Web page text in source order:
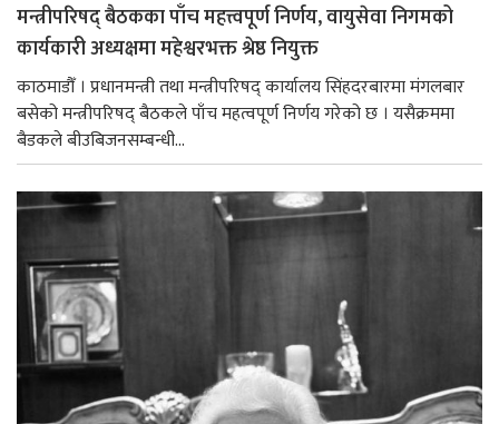
मन्त्रीपरिषद् बैठकका पाँच महत्त्वपूर्ण निर्णय, वायुसेवा निगमको
कार्यकारी अध्यक्षमा महेश्वरभक्त श्रेष्ठ नियुक्त
काठमाडौँ । प्रधानमन्त्री तथा मन्त्रीपरिषद् कार्यालय सिंहदरबारमा मंगलबार
बसेको मन्त्रीपरिषद् बैठकले पाँच महत्वपूर्ण निर्णय गरेको छ । यसैक्रममा
बैडकले बीउबिजनसम्बन्धी...